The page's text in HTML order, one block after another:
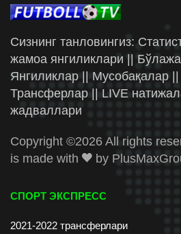
Сизнинг танловингиз:
жамоа янгиликлари ||
Янгиликлар || Мусобақалар
Трансферлар || LIVE
жадваллари
Copyright ©2026 All rights
is made with
by
СПОРТ ЭКСПРЕСС
2021-2022 трансферлари